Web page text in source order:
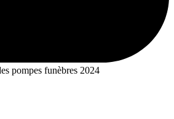
pompes funèbres 2024